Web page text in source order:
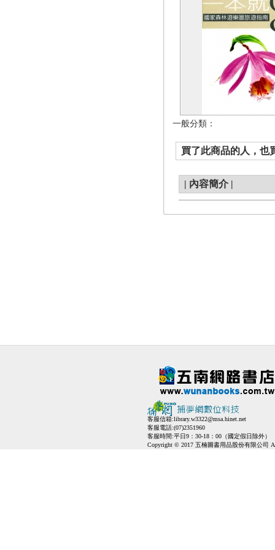
一般分類：
買了此商品的人，也
| 內容簡介 |
客服信箱:library.w3322@msa.hinet.net
客服電話:(07)2351960
客服時間:平日9：30-18：00（國定假日除外）
Copyright © 2017 五楠圖書用品股份有限公司